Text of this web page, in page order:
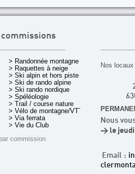
> Randonnée montagne
> Raquettes à neige
> Ski alpin et hors piste
> Ski de rando alpine
> Ski rando nordique
> Spéléologie
> Trail / course nature
> Vélo de montagne/VTT
> Via ferrata
> Vie du Club
commission
Nos
Nous
> le jeudi
Email :